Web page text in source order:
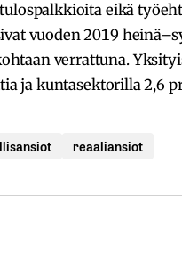
eikä
vuoden 2019
verrattuna.
ja kuntasektorilla 2,6
reaaliansiot